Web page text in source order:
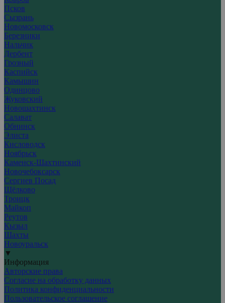
Псков
Сызрань
Новомосковск
Березники
Нальчик
Дербент
Грозный
Каспийск
Камышин
Одинцово
Жуковский
Новошахтинск
Салават
Обнинск
Элиста
Кисловодск
Ноябрьск
Каменск-Шахтинский
Новочебоксарск
Сергиев Посад
Щёлково
Троицк
Майкоп
Реутов
Кызыл
Шахты
Новоуральск
▼
Информация
Авторские права
Согласие на обработку данных
Политика конфиденциальности
Пользовательское соглашение